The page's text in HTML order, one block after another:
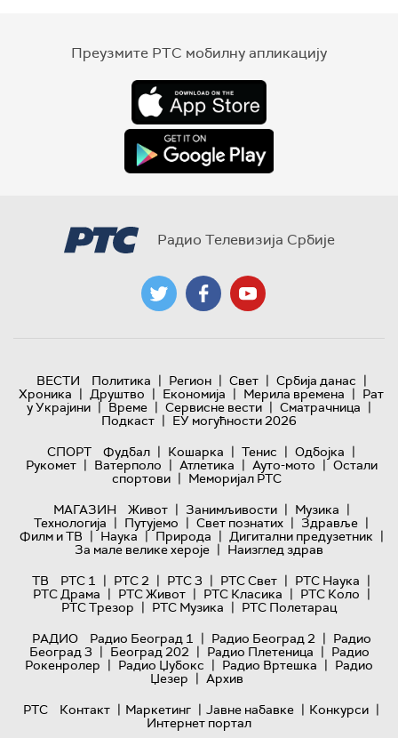
Преузмите РТС мобилну апликацију
Радио Телевизија Србије
ВЕСТИ Политика | Регион | Свет | Србија данас |
Хроника | Друштво | Економија | Мерила времена | Рат
у Украјини | Време | Сервисне вести | Сматрачница |
Подкаст | ЕУ могућности 2026
СПОРТ
Фудбал | Кошарка | Тенис | Одбојка |
Рукомет | Ватерполо | Атлетика | Ауто-мото | Остали
спортови | Меморијал РТС
МАГАЗИН
Живот | Занимљивости | Музика |
Технологијa | Путујемо | Свет познатих | Здравље |
Филм и ТВ | Наука | Природа | Дигитални предузетник |
За мале велике хероје | Наизглед здрав
ТВ
РТС 1 | РТС 2 | РТС 3 | РТС Свет | РТС Наука |
РТС Драма | РТС Живот | РТС Класика | РТС Коло |
РТС Трезор | РТС Музика | РТС Полетарац
РАДИО
Радио Београд 1 | Радио Београд 2 | Радио
Београд 3 | Београд 202 | Радио Плетеница | Радио
Рокенролер | Радио Џубокс | Радио Вртешка | Радио
Џезер | Архив
РТС
Контакт | Маркетинг | Јавне набавке | Конкурси |
Интернет портал